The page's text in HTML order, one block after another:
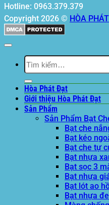
Hotline: 0963.379.379
Copyright 2026 © HÒA
Tìm
kiếm:
Hòa Phát Đạt
Giới thiệu Hòa Phát Đạt
Sản Phẩm
Sản Phẩm Bạt
Bạt che
Bạt kéo
Bạt che tự
Bạt nhựa
Bạt sọc 3
Bạt nhựa
Bạt lót ao
Bạt nhựa